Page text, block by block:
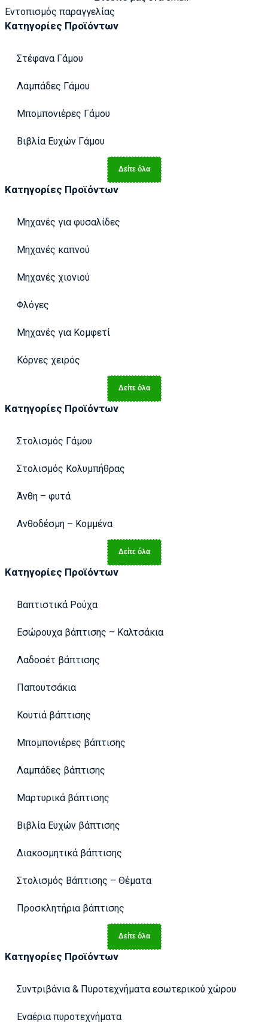
Εντοπισμός παραγγελίας
Κατηγορίες Προϊόντων
Στέφανα Γάμου
Λαμπάδες Γάμου
Μπομπονιέρες Γάμου
Βιβλία Ευχών Γάμου
Δείτε όλα
Κατηγορίες Προϊόντων
Μηχανές για φυσαλίδες
Μηχανές καπνού
Μηχανές χιονιού
Φλόγες
Μηχανές για Κομφετί
Κόρνες χειρός
Δείτε όλα
Κατηγορίες Προϊόντων
Στολισμός Γάμου
Στολισμός Κολυμπήθρας
Άνθη – φυτά
Ανθοδέσμη – Κομμένα
Δείτε όλα
Κατηγορίες Προϊόντων
Βαπτιστικά Ρούχα
Εσώρουχα βάπτισης – Καλτσάκια
Λαδοσέτ βάπτισης
Παπουτσάκια
Κουτιά βάπτισης
Μπομπονιέρες βάπτισης
Λαμπάδες βάπτισης
Μαρτυρικά βάπτισης
Βιβλία Ευχών βάπτισης
Διακοσμητικά βάπτισης
Στολισμός Βάπτισης – Θέματα
Προσκλητήρια βάπτισης
Δείτε όλα
Κατηγορίες Προϊόντων
Συντριβάνια & Πυροτεχνήματα εσωτερικού χώρου
Εναέρια πυροτεχνήματα